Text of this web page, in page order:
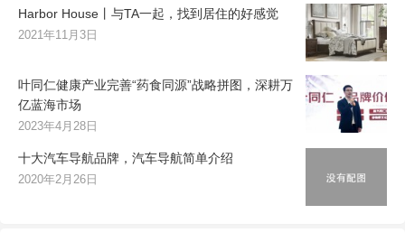
Harbor House丨与TA一起，找到居住的好感觉
2021年11月3日
叶同仁健康产业完善“药食同源”战略拼图，深耕万
亿蓝海市场
2023年4月28日
十大汽车导航品牌，汽车导航简单介绍
2020年2月26日